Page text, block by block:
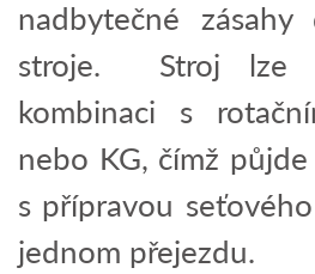
nadbytečné
stroje. Stroj lze
kombinaci s
nebo KG, čímž
s přípravou
jednom přejezdu.